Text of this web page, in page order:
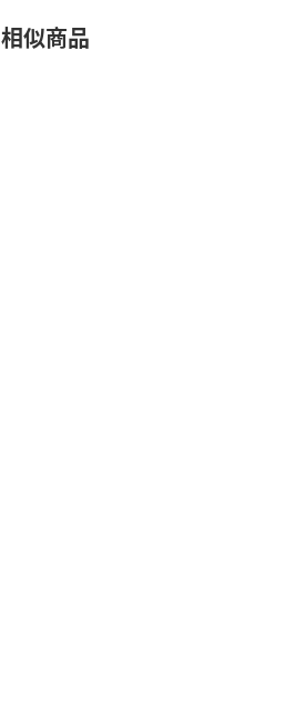
相似商品